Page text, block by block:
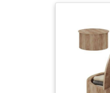
Les portes
permettent
livres et
impeccable.
FAMILLE :
avec enfants
sécurise votre
réduisent les
rangement fermé